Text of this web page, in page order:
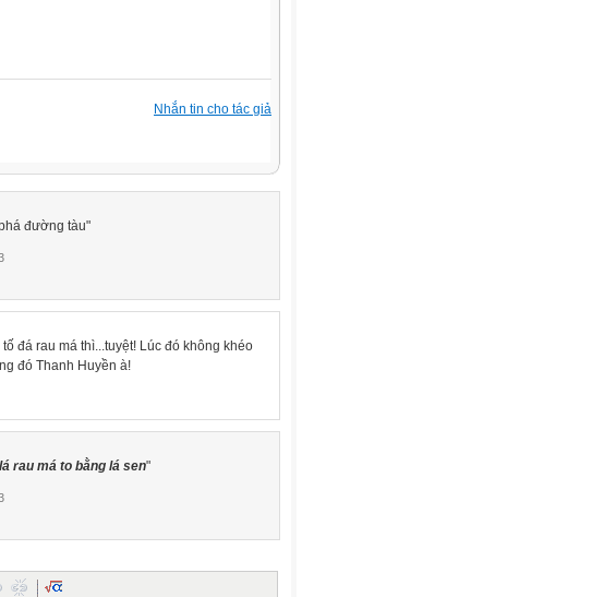
Nhắn tin cho tác giả
đường tàu"
đá rau má thì...tuyệt! Lúc đó không khéo
đó Thanh Huyền à!
rau má to bằng lá sen"